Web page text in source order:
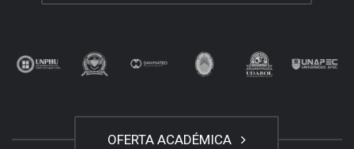
OFERTA ACADÉMICA